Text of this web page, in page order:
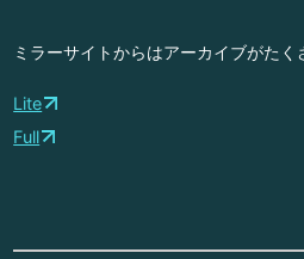
ミラーサイトからはアーカイブがたく
Lite
Full